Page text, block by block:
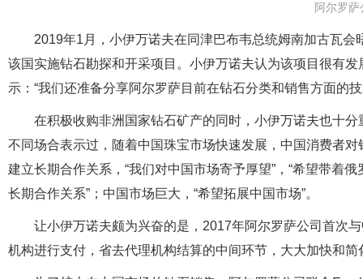
阿尔罗
2019年1月，小伊万诺夫在同津巴布韦总统姆南加古瓦
该国实施钻石勘探和开采项目。小伊万诺夫认为该项目很有
示：“我们还准备分享阿尔罗萨目前在钻石分类和销售方面的
在积极收购非洲国家钻石矿产的同时，小伊万诺夫也十
不同场合表示过，随着中国珠宝市场快速发展，中国消费者
建立长期合作关系，“我们对中国市场寄予厚望”，“希望带着
长期合作关系”；中国市场巨大，“希望拓展中国市场”。
让小伊万诺夫颇为兴奋的是，2017年阿尔罗萨公司首次
机构进行支付，省去代理机构结算的中间环节，大大加快和简